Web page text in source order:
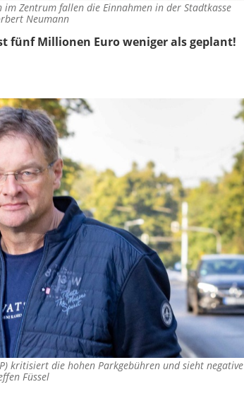
im Zentrum fallen die Einnahmen in der Stadtkasse
Neumann
fünf Millionen Euro weniger als geplant!
kritisiert die hohen Parkgebühren und sieht negative
Füssel